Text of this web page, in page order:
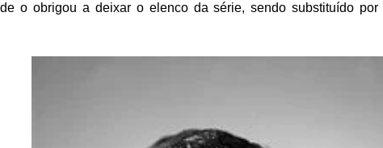
o obrigou a deixar o elenco da série, sendo substituído por